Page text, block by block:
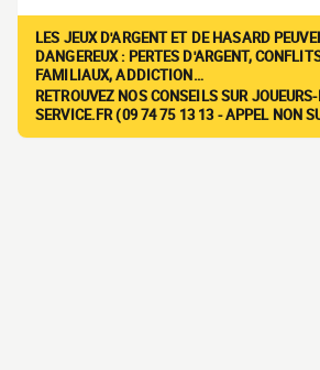
LES JEUX D'ARGENT ET DE HASARD
DANGEREUX : PERTES D'ARGENT,
FAMILIAUX, ADDICTION…
RETROUVEZ NOS CONSEILS SUR
SERVICE.FR (09 74 75 13 13 - APPEL NON